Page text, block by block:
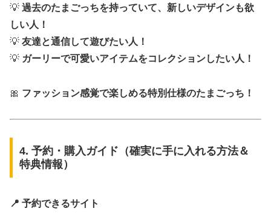
💡 過去のたまごっちを持っていて、新しいデザインも欲
しい人！
💡 友達と通信して遊びたい人！
💡 ガーリーで可愛いアイテムをコレクションしたい人！
🎀 ファッション感覚で楽しめる特別仕様のたまごっち！
4. 予約・購入ガイド（確実に手に入れる方法＆
特典情報）
📍 予約できるサイト